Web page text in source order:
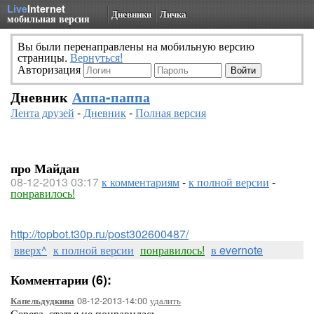
LiveInternet
мобильная версия Дневники Личка
Вы были перенаправлены на мобильную версию
страницы. Вернуться!
Авторизация
Дневник Аппа-паппа
Лента друзей -Дневник-Полная версия
про Майдан
08-12-2013 03:17к комментариям-к полной версии -
понравилось!
http://topbot.t30p.ru/post302600487/
вверх^ к полной версии понравилось! в evernote
Комментарии (6):
Капельдудкина 08-12-2013-14:00 удалить